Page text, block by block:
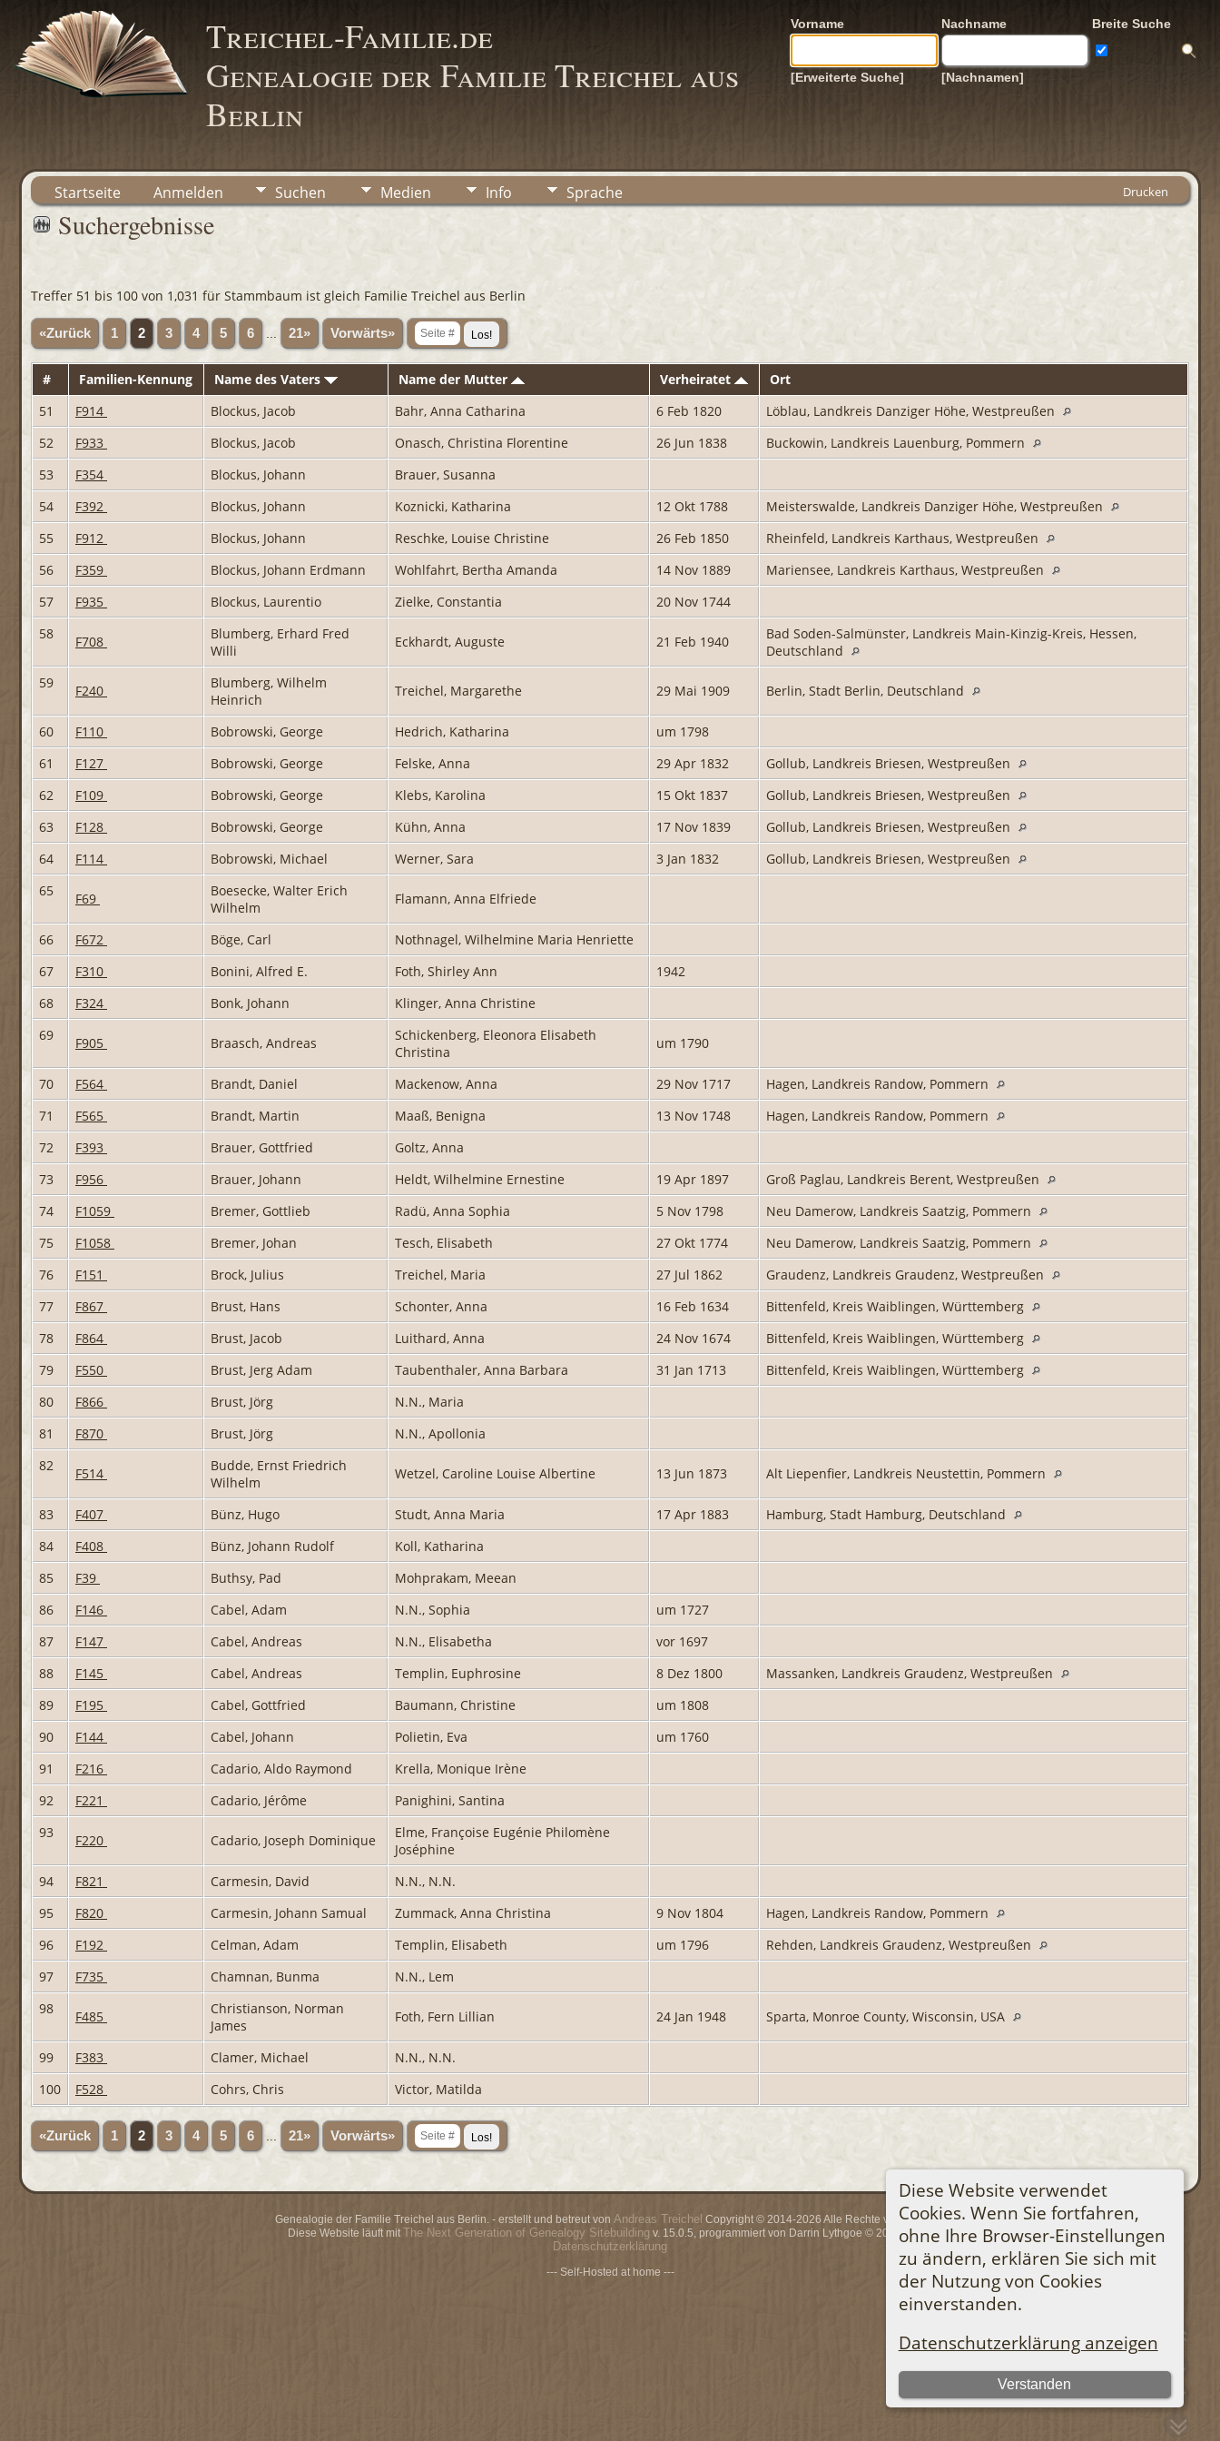
Treichel-Familie.de
Genealogie der Familie Treichel aus
Berlin
Vorname Nachname Breite Suche
[Erweiterte Suche] [Nachnamen]
Startseite Anmelden Suchen Medien Info Sprache Drucken
Diese Website verwendet
Cookies. Wenn Sie fortfahren,
ohne Ihre Browser-Einstellungen
zu ändern, erklären Sie sich mit
der Nutzung von Cookies
einverstanden.
Datenschutzerklärung anzeigen
Verstanden
Suchergebnisse
Treffer 51 bis 100 von 1,031 für Stammbaum ist gleich Familie Treichel aus Berlin
«Zurück 1 2 3 4 5 6 21» Vorwärts»
# Familien-Kennung Name des Vaters Name der Mutter Verheiratet
Ort
51
F914 Blockus, Jacob Bahr, Anna Catharina 6 Feb 1820
Löblau, Landkreis Danziger Höhe, Westpreußen
52
F933 Blockus, Jacob Onasch, Christina Florentine 26 Jun 1838
Buckowin, Landkreis Lauenburg, Pommern
53
F354 Blockus, Johann
Brauer, Susanna
54
F392 Blockus, Johann Koznicki, Katharina 12 Okt 1788
Meisterswalde, Landkreis Danziger Höhe, Westpreußen
55
F912 Blockus, Johann Reschke, Louise Christine 26 Feb 1850
Rheinfeld, Landkreis Karthaus, Westpreußen
56
F359 Blockus, Johann Erdmann Wohlfahrt, Bertha Amanda 14 Nov 1889
Mariensee, Landkreis Karthaus, Westpreußen
57
F935 Blockus, Laurentio Zielke, Constantia
20 Nov 1744
58
F708
Blumberg, Erhard Fred
Willi
Eckhardt, Auguste 21 Feb 1940
Bad Soden-Salmünster, Landkreis Main-Kinzig-Kreis, Hessen,
Deutschland
59
F240
Blumberg, Wilhelm
Heinrich
Treichel, Margarethe 29 Mai 1909 Berlin, Stadt Berlin, Deutschland
60 F110 Bobrowski, George Hedrich, Katharina
um 1798
61
F127 Bobrowski, George Felske, Anna 29 Apr 1832
Gollub, Landkreis Briesen, Westpreußen
62
F109 Bobrowski, George Klebs, Karolina 15 Okt 1837
Gollub, Landkreis Briesen, Westpreußen
63
F128 Bobrowski, George Kühn, Anna 17 Nov 1839
Gollub, Landkreis Briesen, Westpreußen
64
F114 Bobrowski, Michael Werner, Sara 3 Jan 1832
Gollub, Landkreis Briesen, Westpreußen
65
F69
Boesecke, Walter Erich
Wilhelm
Flamann, Anna Elfriede
66 F672 Böge, Carl
Nothnagel, Wilhelmine Maria Henriette
67
F310 Bonini, Alfred E. Foth, Shirley Ann
1942
68
F324 Bonk, Johann
Klinger, Anna Christine
69
F905 Braasch, Andreas
Schickenberg, Eleonora Elisabeth
Christina
um 1790
70 F564 Brandt, Daniel Mackenow, Anna 29 Nov 1717
Hagen, Landkreis Randow, Pommern
71
F565 Brandt, Martin Maaß, Benigna 13 Nov 1748
Hagen, Landkreis Randow, Pommern
72
F393 Brauer, Gottfried
Goltz, Anna
73
F956 Brauer, Johann Heldt, Wilhelmine Ernestine 19 Apr 1897
Groß Paglau, Landkreis Berent, Westpreußen
74
F1059 Bremer, Gottlieb Radü, Anna Sophia 5 Nov 1798
Neu Damerow, Landkreis Saatzig, Pommern
75
F1058 Bremer, Johan Tesch, Elisabeth 27 Okt 1774
Neu Damerow, Landkreis Saatzig, Pommern
76
F151 Brock, Julius Treichel, Maria 27 Jul 1862
Graudenz, Landkreis Graudenz, Westpreußen
77
F867 Brust, Hans Schonter, Anna 16 Feb 1634
Bittenfeld, Kreis Waiblingen, Württemberg
78
F864 Brust, Jacob Luithard, Anna 24 Nov 1674
Bittenfeld, Kreis Waiblingen, Württemberg
79
F550 Brust, Jerg Adam Taubenthaler, Anna Barbara 31 Jan 1713
Bittenfeld, Kreis Waiblingen, Württemberg
80
F866 Brust, Jörg
N.N., Maria
81
F870 Brust, Jörg
N.N., Apollonia
82
F514
Budde, Ernst Friedrich
Wilhelm
Wetzel, Caroline Louise Albertine 13 Jun 1873 Alt Liepenfier, Landkreis Neustettin, Pommern
83 F407 Bünz, Hugo Studt, Anna Maria 17 Apr 1883
Hamburg, Stadt Hamburg, Deutschland
84
F408 Bünz, Johann Rudolf
Koll, Katharina
85
F39 Buthsy, Pad
Mohprakam, Meean
86
F146 Cabel, Adam N.N., Sophia
um 1727
87
F147 Cabel, Andreas N.N., Elisabetha
vor 1697
88
F145 Cabel, Andreas Templin, Euphrosine 8 Dez 1800
Massanken, Landkreis Graudenz, Westpreußen
89
F195 Cabel, Gottfried Baumann, Christine
um 1808
90
F144 Cabel, Johann Polietin, Eva
um 1760
91
F216 Cadario, Aldo Raymond
Krella, Monique Irène
92
F221 Cadario, Jérôme
Panighini, Santina
93
F220 Cadario, Joseph Dominique
Elme, Françoise Eugénie Philomène
Joséphine
94
F821 Carmesin, David
N.N., N.N.
95
F820 Carmesin, Johann Samual Zummack, Anna Christina 9 Nov 1804
Hagen, Landkreis Randow, Pommern
96
F192 Celman, Adam Templin, Elisabeth um 1796
Rehden, Landkreis Graudenz, Westpreußen
97
F735 Chamnan, Bunma
N.N., Lem
98
F485
Christianson, Norman
James
Foth, Fern Lillian 24 Jan 1948 Sparta, Monroe County, Wisconsin, USA
99 F383 Clamer, Michael
N.N., N.N.
100
F528 Cohrs, Chris Victor, Matilda
«Zurück 1 2 3 4 5 6 21» Vorwärts»
Genealogie der Familie Treichel aus Berlin. - erstellt und betreut von Andreas Treichel Copyright © 2014-2026 Alle Rechte vorbehalten.
Diese Website läuft mit The Next Generation of Genealogy Sitebuilding v. 15.0.5, programmiert von Darrin Lythgoe © 2001-2026.
Datenschutzerklärung
--- Self-Hosted at home ---